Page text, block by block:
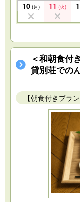
10 (月) 11 (火)
＜和朝食付
貸別荘での
【朝食付きプラン